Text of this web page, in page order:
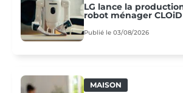
LG lance la
robot ménager CLOiD
Publié le 03/08/2026
MAISON